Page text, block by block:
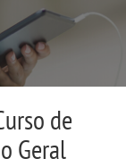
de
Geral